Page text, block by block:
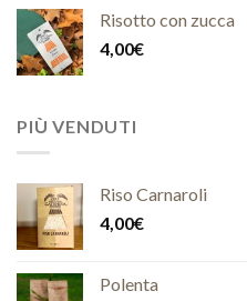
Risotto con zucca
4,00€
PIÙ VENDUTI
Riso Carnaroli
4,00€
Polenta